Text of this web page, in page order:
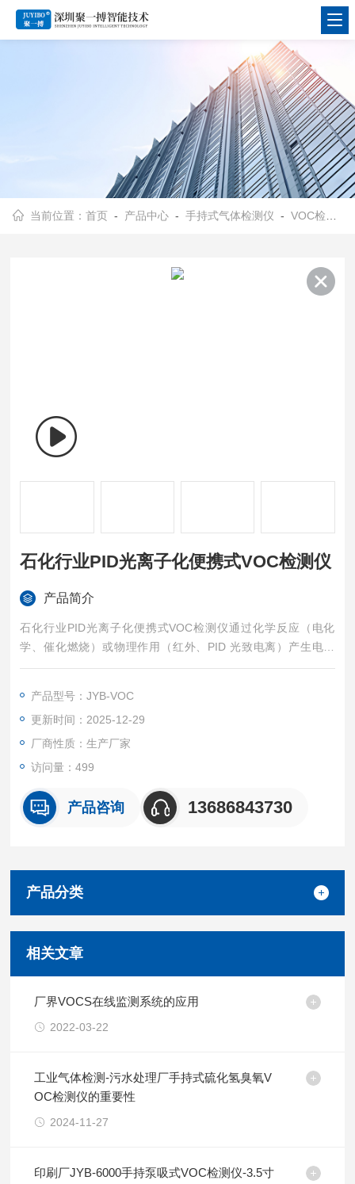
当前位置：首页 - 产品中心 -手持式气体检测仪 -VOC检测仪
石化行业PID光离子化便携式VOC检测仪
产品简介
石化行业PID光离子化便携式VOC检测仪通过化学反应（电化
学、催化燃烧）或物理作用（红外、PID 光致电离）产生电信
号，信号经放大、滤波处理后转化为直观浓度值；设备内置安全
多重报警，同时记录报警时间与浓度数据，形成 “检测 - 分析 -
预警" 的快速响应闭环，响应时间通常≤15 秒。
产品型号：JYB-VOC
更新时间：2025-12-29
厂商性质：生产厂家
访问量：499
产品咨询 13686843730
产品分类
相关文章
厂界VOCS在线监测系统的应用
2022-03-22
工业气体检测-污水处理厂手持式硫化氢臭氧V
OC检测仪的重要性
2024-11-27
印刷厂JYB-6000手持泵吸式VOC检测仪-3.5寸